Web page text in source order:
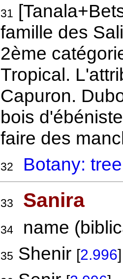
31
famille des
2ème
Tropical.
Capuron.
bois
faire des
32 Botany: tree
33 Sanira
34name
35 Shenir [2.996]